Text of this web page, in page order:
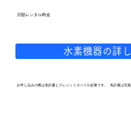
月額レンタル料金
水素機器の詳
お申し込みの際は免許書とクレジットカードが必要です。 免許書は写